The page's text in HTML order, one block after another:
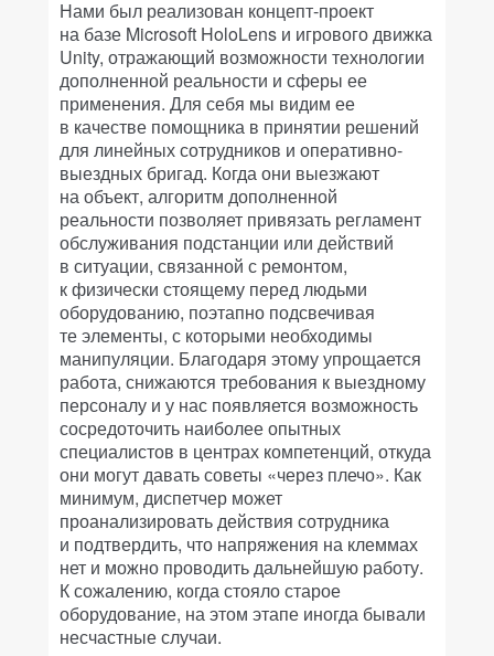
Нами был реализован концепт-проект
на базе Microsoft HoloLens и игрового движка
Unity, отражающий возможности технологии
дополненной реальности и сферы ее
применения. Для себя мы видим ее
в качестве помощника в принятии решений
для линейных сотрудников и оперативно-
выездных бригад. Когда они выезжают
на объект, алгоритм дополненной
реальности позволяет привязать регламент
обслуживания подстанции или действий
в ситуации, связанной с ремонтом,
к физически стоящему перед людьми
оборудованию, поэтапно подсвечивая
те элементы, с которыми необходимы
манипуляции. Благодаря этому упрощается
работа, снижаются требования к выездному
персоналу и у нас появляется возможность
сосредоточить наиболее опытных
специалистов в центрах компетенций, откуда
они могут давать советы «через плечо». Как
минимум, диспетчер может
проанализировать действия сотрудника
и подтвердить, что напряжения на клеммах
нет и можно проводить дальнейшую работу.
К сожалению, когда стояло старое
оборудование, на этом этапе иногда бывали
несчастные случаи.